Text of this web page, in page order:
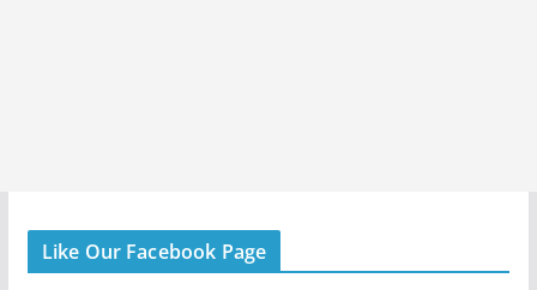
Like Our Facebook Page